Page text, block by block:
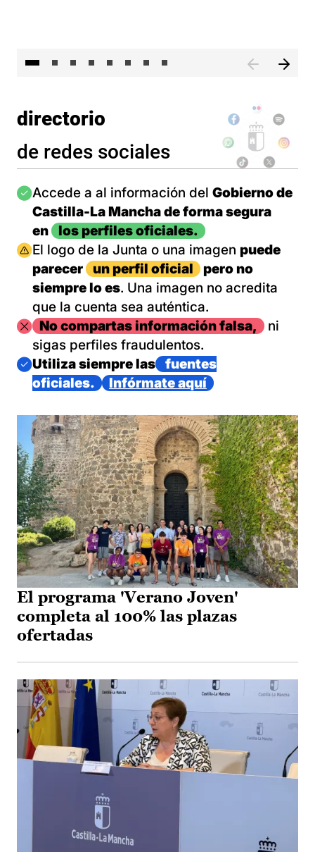
directorio
de redes sociales
Imagen
Accede a al información del Gobierno de
Castilla-La Mancha de forma segura
en
los perfiles oficiales.
Imagen
El logo de la Junta o una imagen puede
parecer
un perfil oficial
pero no
siempre lo es. Una imagen no acredita
que la cuenta sea auténtica.
ImagenNo compartas información falsa,
ni
sigas perfiles fraudulentos.
Imagen
Utiliza siempre las
fuentes
oficiales.
Infórmate aquí
El programa 'Verano Joven'
completa al 100% las plazas
ofertadas